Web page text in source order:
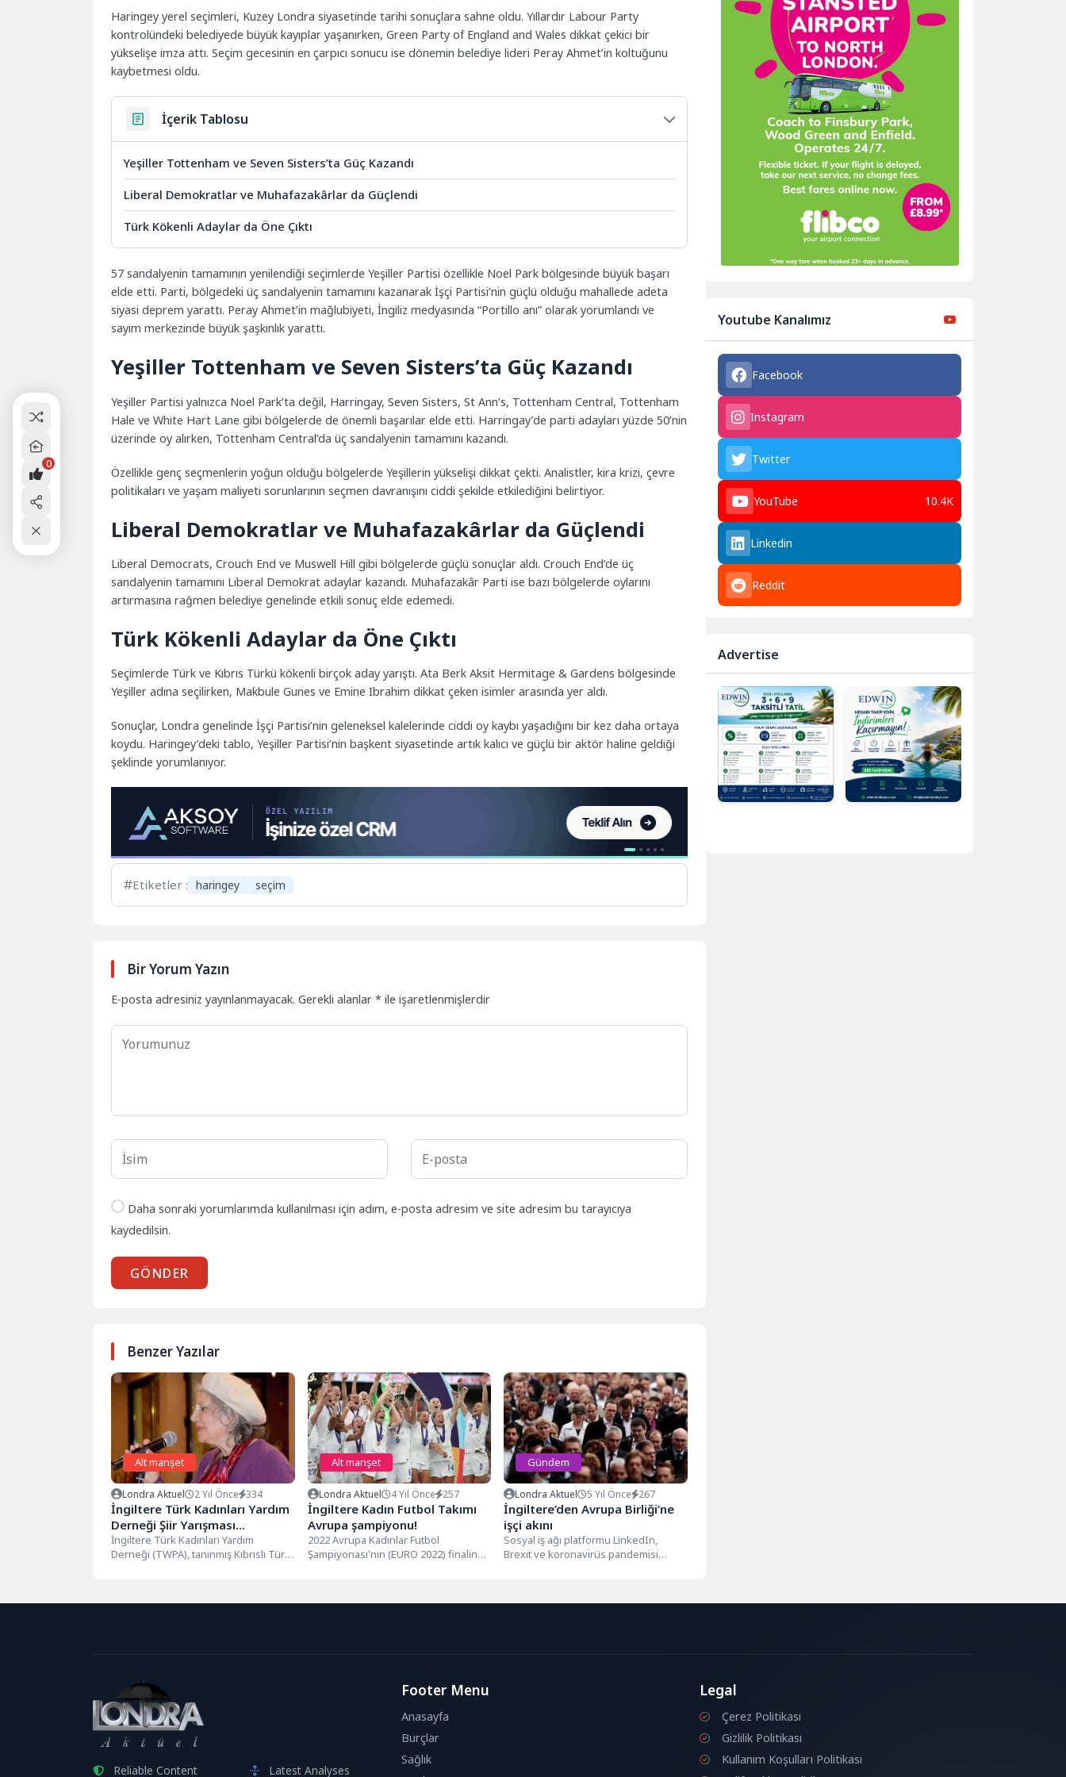
Haringey yerel seçimleri, Kuzey Londra siyasetinde tarihi sonuçlara sahne oldu. Yıllardır Labour Party
kontrolündeki belediyede büyük kayıplar yaşanırken, Green Party of England and Wales dikkat çekici bir
yükselişe imza attı. Seçim gecesinin en çarpıcı sonucu ise dönemin belediye lideri Peray Ahmet’in koltuğunu
kaybetmesi oldu.
İçerik Tablosu
Yeşiller Tottenham ve Seven Sisters’ta Güç Kazandı
Liberal Demokratlar ve Muhafazakârlar da Güçlendi
Türk Kökenli Adaylar da Öne Çıktı
57 sandalyenin tamamının yenilendiği seçimlerde Yeşiller Partisi özellikle Noel Park bölgesinde büyük başarı
elde etti. Parti, bölgedeki üç sandalyenin tamamını kazanarak İşçi Partisi’nin güçlü olduğu mahallede adeta
siyasi deprem yarattı. Peray Ahmet’in mağlubiyeti, İngiliz medyasında “Portillo anı” olarak yorumlandı ve
sayım merkezinde büyük şaşkınlık yarattı.
Yeşiller Tottenham ve Seven Sisters’ta Güç Kazandı
Yeşiller Partisi yalnızca Noel Park’ta değil, Harringay, Seven Sisters, St Ann’s, Tottenham Central, Tottenham
Hale ve White Hart Lane gibi bölgelerde de önemli başarılar elde etti. Harringay’de parti adayları yüzde 50’nin
üzerinde oy alırken, Tottenham Central’da üç sandalyenin tamamını kazandı.
Özellikle genç seçmenlerin yoğun olduğu bölgelerde Yeşillerin yükselişi dikkat çekti. Analistler, kira krizi, çevre
politikaları ve yaşam maliyeti sorunlarının seçmen davranışını ciddi şekilde etkilediğini belirtiyor.
Liberal Demokratlar ve Muhafazakârlar da Güçlendi
Liberal Democrats, Crouch End ve Muswell Hill gibi bölgelerde güçlü sonuçlar aldı. Crouch End’de üç
sandalyenin tamamını Liberal Demokrat adaylar kazandı. Muhafazakâr Parti ise bazı bölgelerde oylarını
artırmasına rağmen belediye genelinde etkili sonuç elde edemedi.
Türk Kökenli Adaylar da Öne Çıktı
Seçimlerde Türk ve Kıbrıs Türkü kökenli birçok aday yarıştı. Ata Berk Aksit Hermitage & Gardens bölgesinde
Yeşiller adına seçilirken, Makbule Gunes ve Emine Ibrahim dikkat çeken isimler arasında yer aldı.
Sonuçlar, Londra genelinde İşçi Partisi’nin geleneksel kalelerinde ciddi oy kaybı yaşadığını bir kez daha ortaya
koydu. Haringey’deki tablo, Yeşiller Partisi’nin başkent siyasetinde artık kalıcı ve güçlü bir aktör haline geldiği
şeklinde yorumlanıyor.
Etiketler : haringey seçim
Bir Yorum Yazın
E-posta adresiniz yayınlanmayacak. Gerekli alanlar* ile işaretlenmişlerdir
Daha sonraki yorumlarımda kullanılması için adım, e-posta adresim ve site adresim bu tarayıcıya
kaydedilsin.
GÖNDER
Benzer Yazılar
Alt manşet
Londra Aktuel 2 Yıl Önce 334
İngiltere Türk Kadınları Yardım
Derneği Şiir Yarışması
Başvuruları Başladı
İngiltere Türk Kadınları Yardım
Derneği (TWPA), tanınmış Kıbrıslı Türk
Alt manşet
Londra Aktuel 4 Yıl Önce 257
İngiltere Kadın Futbol Takımı
Avrupa şampiyonu!
2022 Avrupa Kadınlar Futbol
Şampiyonası'nın (EURO 2022) finalinde
Gündem
Londra Aktuel 5 Yıl Önce 267
İngiltere’den Avrupa Birliği’ne
işçi akını
Sosyal iş ağı platformu LinkedIn,
Brexit ve koronavirüs pandemisi
Youtube Kanalımız
Facebook
Instagram
Twitter
YouTube 10.4K
Linkedin
Reddit
Advertise
Reliable Content Latest Analyses
Footer Menu
Anasayfa
Burçlar
Sağlık
Legal
Çerez Politikası
Gizlilik Politikası
Kullanım Koşulları Politikası
0